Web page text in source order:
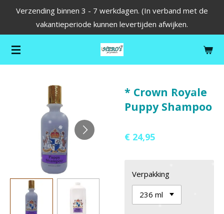
de
hoofdinhoud
Verzending binnen 3 - 7 werkdagen. (In verband met de
vakantieperiode kunnen levertijden afwijken.
* Crown Royale
Puppy Shampoo
€ 24,95
Verpakking